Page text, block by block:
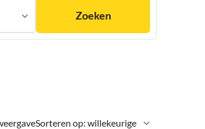
Zoeken
Sorteren op: willekeurige